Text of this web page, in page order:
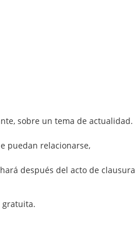
sobre un tema de actualidad.
puedan relacionarse,
después del acto de clausura
gratuita.